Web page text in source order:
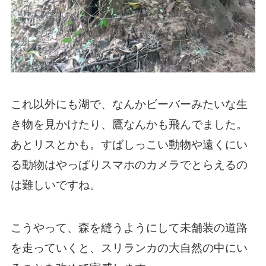
これ以外にも湖で、なんかビーバーみたいな生
き物を見かけたり、鷹なんかも飛んでました。
あとリスとかも。すばしっこい動物や遠くにい
る動物はやっぱりスマホのカメラでとらえるの
は難しいですね。
こうやって、森を縫うようにして未舗装の道路
を走っていくと、スリランカの大自然の中にい